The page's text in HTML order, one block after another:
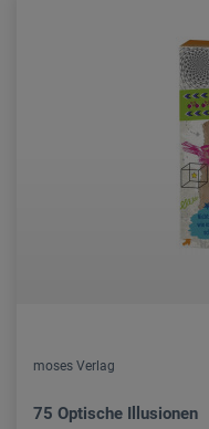
moses Verlag
75 Optische Illusionen